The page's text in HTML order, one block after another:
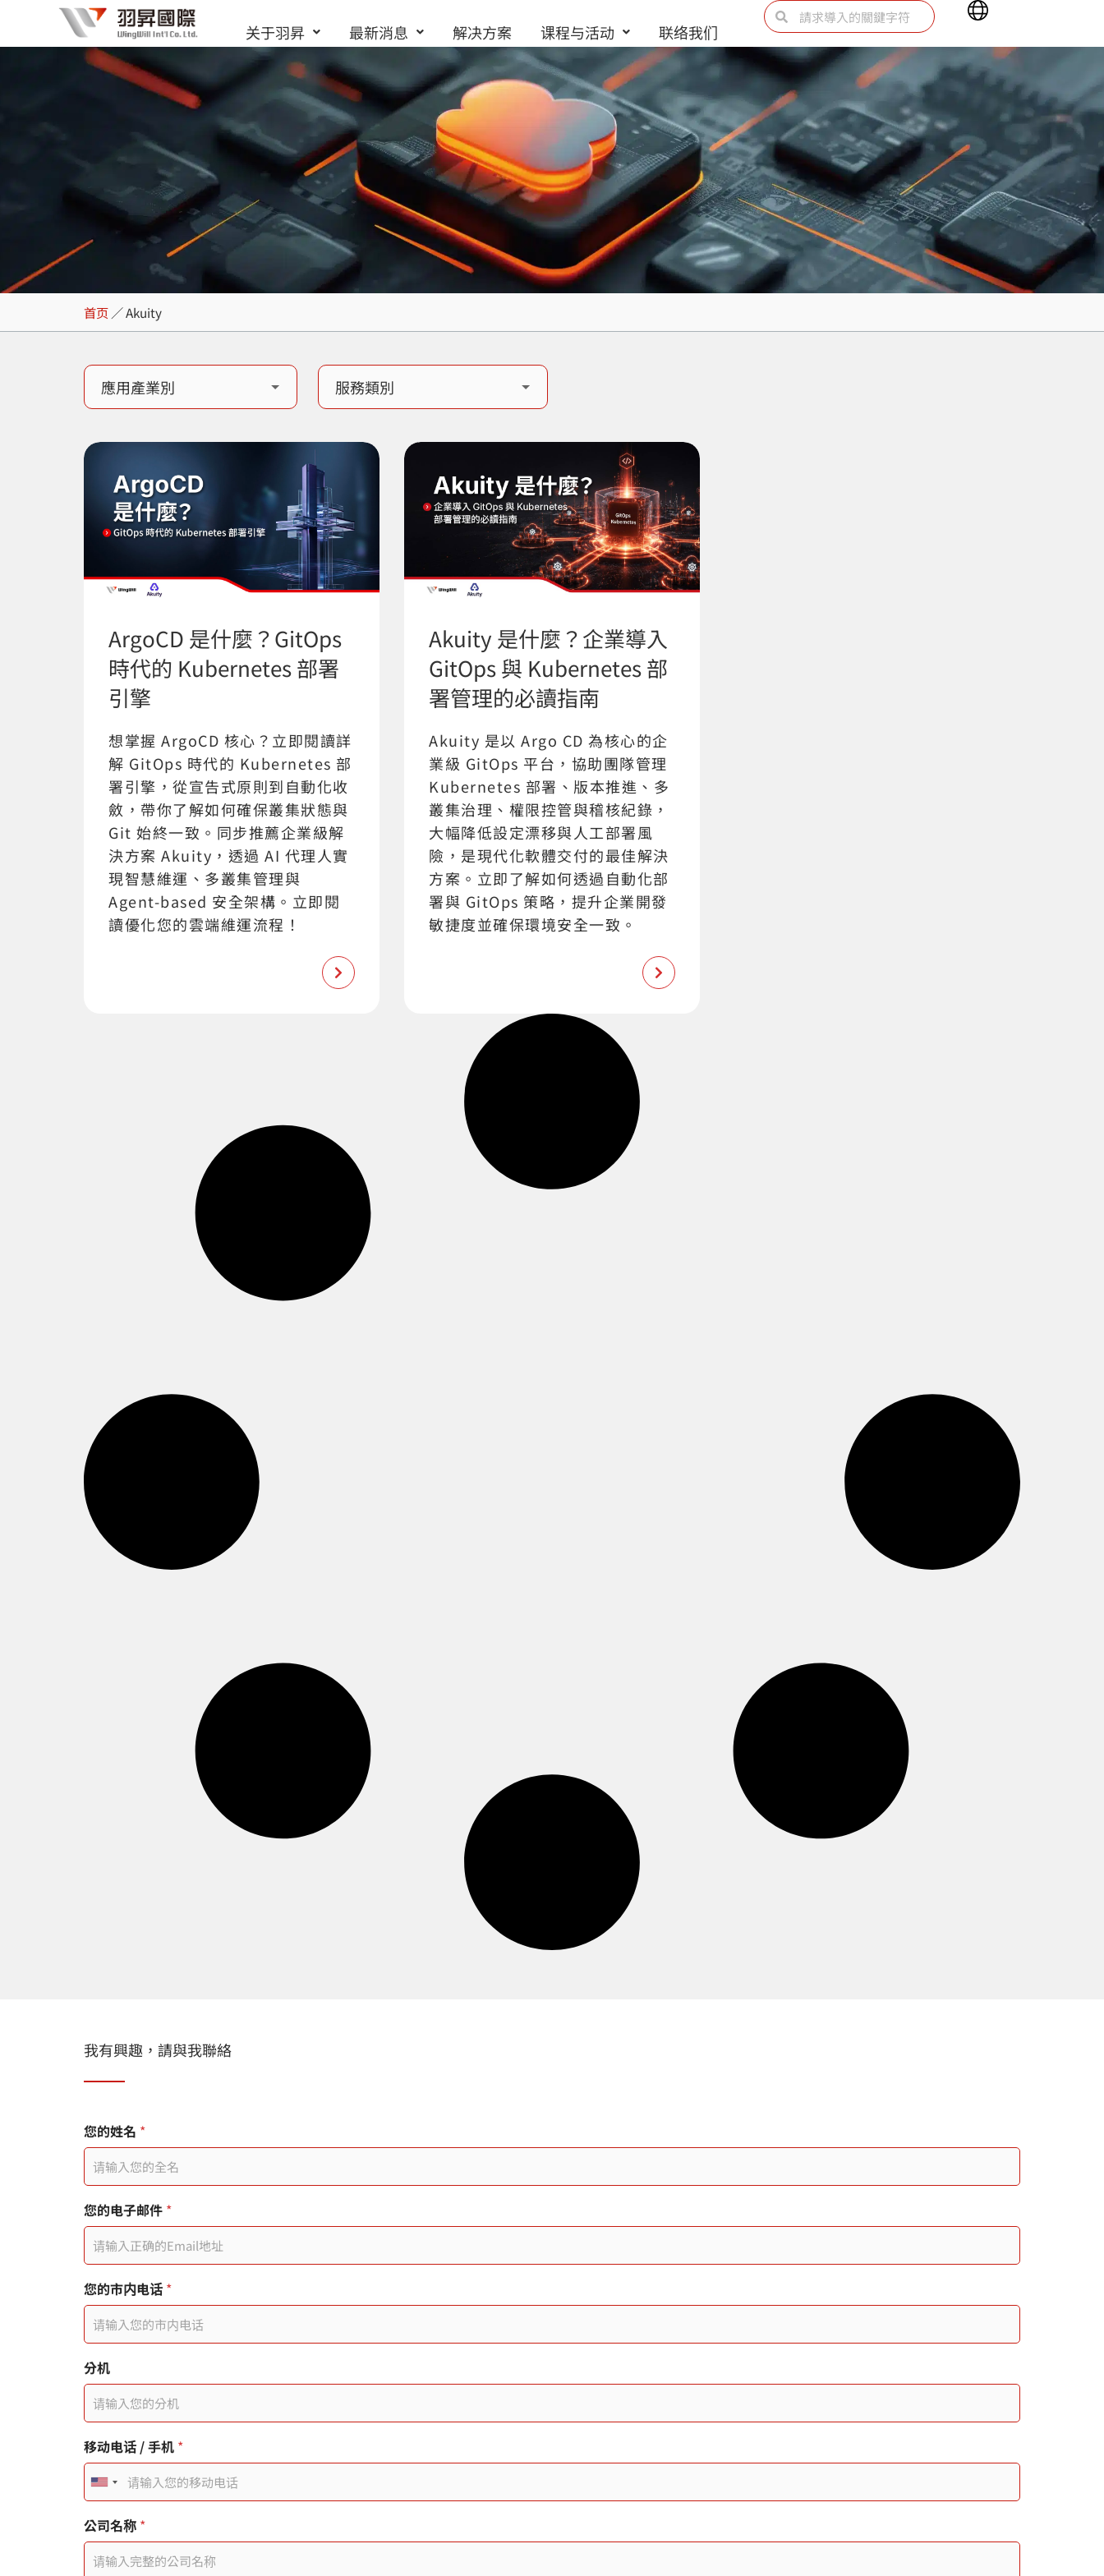
至
关于羽昇 最新消息 解决方案 课程与活动 联络我们
SearchSearch
Main
Menu
Akuity
首页 ／Akuity
ArgoCD 是什麼？GitOps
時代的 Kubernetes 部署
引擎
想掌握 ArgoCD 核心？立即閱讀詳
解 GitOps 時代的 Kubernetes 部
署引擎，從宣告式原則到自動化收
斂，帶你了解如何確保叢集狀態與
Git 始終一致。同步推薦企業級解
決方案 Akuity，透過 AI 代理人實
現智慧維運、多叢集管理與
Agent-based 安全架構。立即閱
讀優化您的雲端維運流程！
Akuity 是什麼？企業導入
GitOps 與 Kubernetes 部
署管理的必讀指南
Akuity 是以 Argo CD 為核心的企
業級 GitOps 平台，協助團隊管理
Kubernetes 部署、版本推進、多
叢集治理、權限控管與稽核紀錄，
大幅降低設定漂移與人工部署風
險，是現代化軟體交付的最佳解決
方案。立即了解如何透過自動化部
署與 GitOps 策略，提升企業開發
敏捷度並確保環境安全一致。
我有興趣，請與我聯絡
您
的
訊
息
面
連
結
使
用
者
您的姓名 *
您的电子邮件 *
您的市内电话 *
分机
移动电话 / 手机 *
U
n
i
公司名称 *